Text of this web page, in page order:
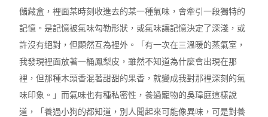
儲藏盒，裡面某時刻收進去的某一種氣味，會牽引一段獨特的
記憶。是記憶被氣味勾勒形狀，或氣味讓記憶決定了深淺，或
許沒有絕對，但顯然互為裡外。「有一次在三溫暖的蒸氣室，
我發現裡面放著一桶鳳梨皮，雖然不知道為什麼會出現在那
裡，但那種木頭香混著甜甜的果香，就變成我對那裡深刻的氣
味印象。」而氣味也有種私密性，養過寵物的吳瑋庭這樣說
道，「養過小狗的都知道，別人聞起來可能像異味，可是對養